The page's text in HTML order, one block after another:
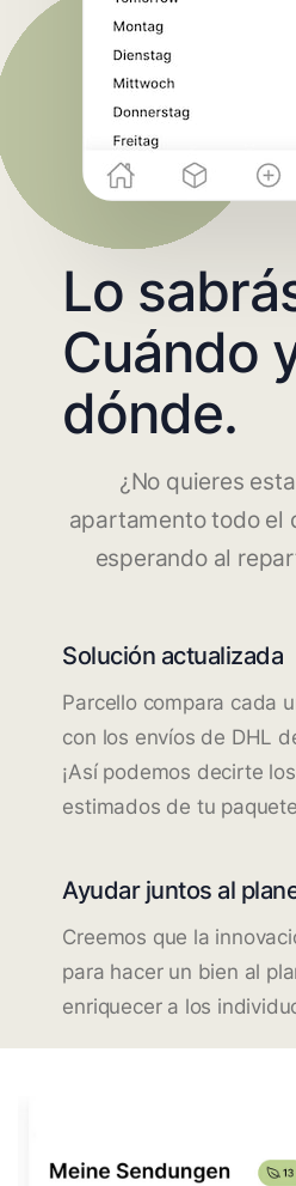
Lo
Cuándo
dónde.
¿No quieres
apartamento todo el
esperando al
Solución actualizada
Parcello compara cada
con los envíos de DHL
¡Así podemos decirte
estimados de tu
Ayudar juntos al
Creemos que la
para hacer un bien al
enriquecer a los